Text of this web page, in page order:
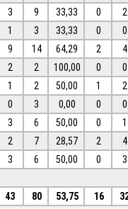
3 9 33,33 0
2
1 3 33,33 0
0
9 14 64,29 2
4
2 2 100,00 0
0
1 2 50,00 1
2
0 3 0,00 0
0
3 6 50,00 0
1
2 7 28,57 2
4
3 6 50,00 0
3
43 80 53,75 16